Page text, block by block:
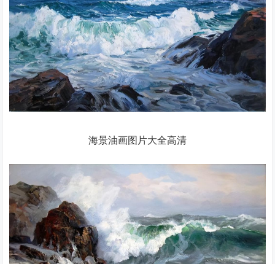
海景油画图片大全高清